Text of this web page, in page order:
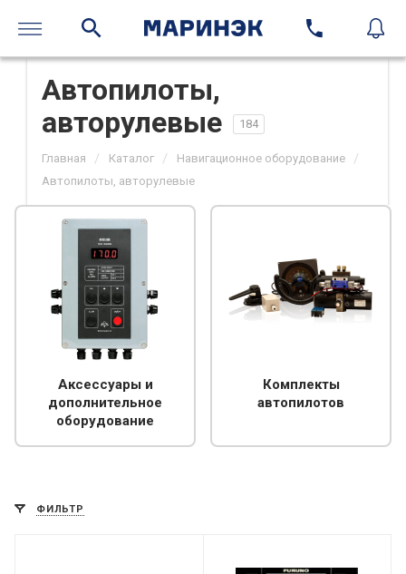
Автопилоты,
авторулевые
184
Главная / Каталог / Навигационное оборудование /
Автопилоты, авторулевые
Аксессуары и
дополнительное
оборудование
Комплекты
автопилотов
ФИЛЬТР